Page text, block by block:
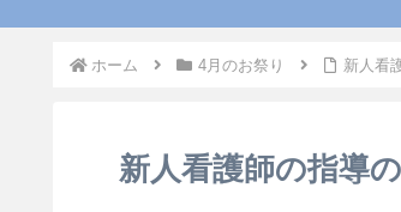
ホーム 4月のお祭り 新人看
新人看護師の指導